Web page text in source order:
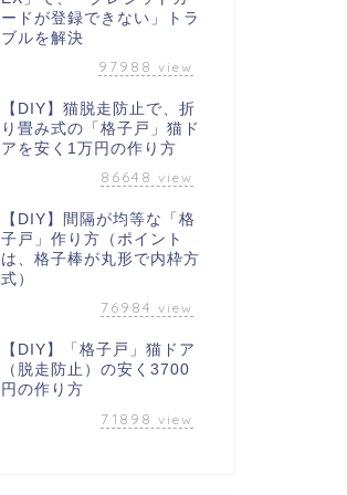
ードが登録できない」トラ
ブルを解決
97988 view
【DIY】猫脱走防止で、折
り畳み式の「格子戸」猫ド
アを安く1万円の作り方
86648 view
【DIY】間隔が均等な「格
子戸」作り方（ポイント
は、格子棒が丸形で内枠方
式）
76984 view
【DIY】「格子戸」猫ドア
（脱走防止）の安く3700
円の作り方
71898 view